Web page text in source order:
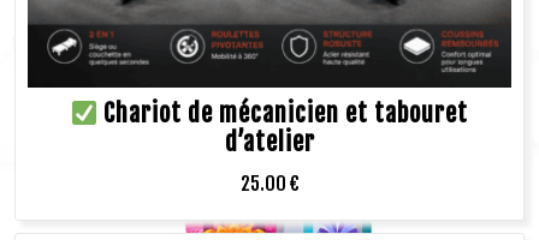
Chariot de mécanicien et tabouret
d’atelier
25.00 €